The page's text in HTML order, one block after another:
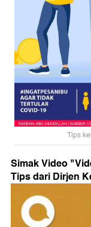
Tips
Simak Video "
Tips dari Dirjen